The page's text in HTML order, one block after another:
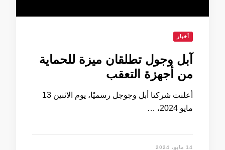
أخبار
آبل وجول تطلقان ميزة للحماية
من أجهزة التعقب
أعلنت شركتا أبل وجوجل رسميًا، يوم الاثنين 13
مايو 2024، …
14 مايو، 2024